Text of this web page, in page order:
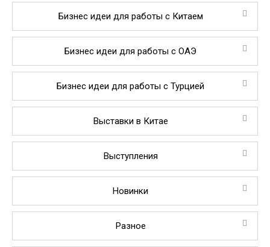
Бизнес идеи для работы с Китаем
Бизнес идеи для работы с ОАЭ
Бизнес идеи для работы с Турцией
Выставки в Китае
Выступления
Новинки
Разное